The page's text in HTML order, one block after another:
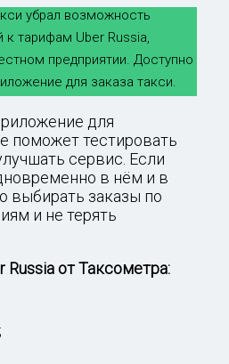
убрал возможность
к тарифам Uber Russia,
предприятии. Доступно
для заказа такси.
для
поможет тестировать
сервис. Если
в нём и в
выбирать заказы по
и не терять
Russia от Таксометра: